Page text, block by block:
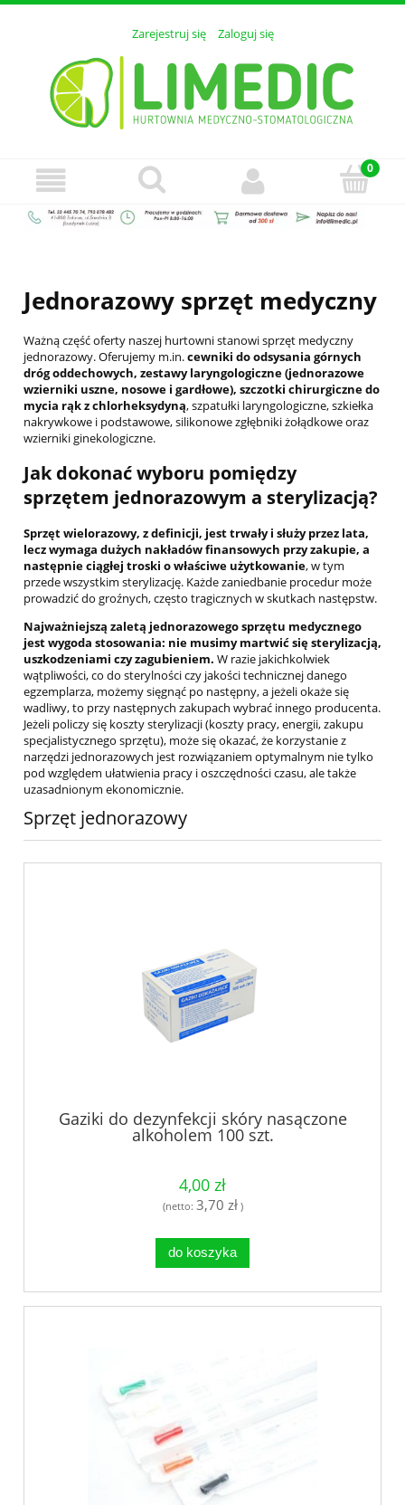
Zarejestruj się Zaloguj się
Jednorazowy sprzęt medyczny
Ważną część oferty naszej hurtowni stanowi sprzęt medyczny
jednorazowy. Oferujemy m.in.cewniki do odsysania górnych
dróg oddechowych, zestawy laryngologiczne (jednorazowe
wzierniki uszne, nosowe i gardłowe), szczotki chirurgiczne do
mycia rąk z chlorheksydyną, szpatułki laryngologiczne, szkiełka
nakrywkowe i podstawowe, silikonowe zgłębniki żołądkowe oraz
wzierniki ginekologiczne.
Jak dokonać wyboru pomiędzy
sprzętem jednorazowym a sterylizacją?
Sprzęt wielorazowy, z definicji, jest trwały i służy przez lata,
lecz wymaga dużych nakładów finansowych przy zakupie, a
następnie ciągłej troski o właściwe użytkowanie, w tym
przede wszystkim sterylizację. Każde zaniedbanie procedur może
prowadzić do groźnych, często tragicznych w skutkach następstw.
Najważniejszą zaletą jednorazowego sprzętu medycznego
jest wygoda stosowania: nie musimy martwić się sterylizacją,
uszkodzeniami czy zagubieniem. W razie jakichkolwiek
wątpliwości, co do sterylności czy jakości technicznej danego
egzemplarza, możemy sięgnąć po następny, a jeżeli okaże się
wadliwy, to przy następnych zakupach wybrać innego producenta.
Jeżeli policzy się koszty sterylizacji (koszty pracy, energii, zakupu
specjalistycznego sprzętu), może się okazać, że korzystanie z
narzędzi jednorazowych jest rozwiązaniem optymalnym nie tylko
pod względem ułatwienia pracy i oszczędności czasu, ale także
uzasadnionym ekonomicznie.
Sprzęt jednorazowy
Gaziki do dezynfekcji skóry nasączone
alkoholem 100 szt.
4,00 zł
(netto: 3,70 zł)
do koszyka